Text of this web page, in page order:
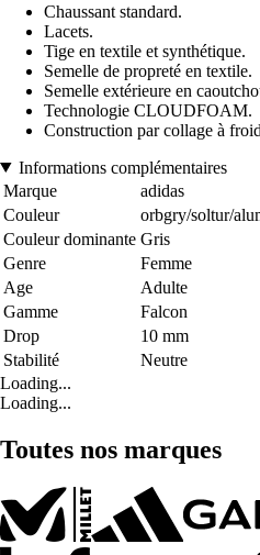
Chaussant standard.
Lacets.
Tige en textile et synthétique.
Semelle de propreté en textile.
Semelle extérieure en
Technologie CLOUDFOAM.
Construction par collage à
Informations complémentaires
Marque
adidas
Couleur
orbgry/soltur/
Couleur dominante Gris
Genre
Femme
Age
Adulte
Gamme
Falcon
Drop
10 mm
Stabilité
Neutre
Loading...
Loading...
Toutes nos marques